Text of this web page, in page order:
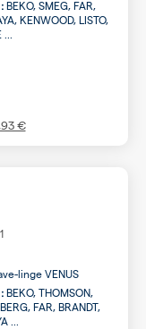
BEKO, SMEG, FAR,
KENWOOD, LISTO,
€
linge VENUS
BEKO, THOMSON,
FAR, BRANDT,
...